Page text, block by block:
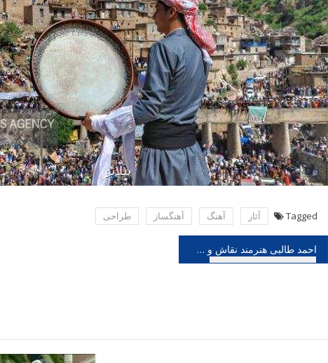
Tagged آثار آهنگ آهنگساز طراحی
راهبری
احمد طالبی هنرمند نقاش و طراح درگذشت